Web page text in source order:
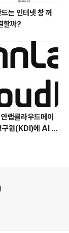
는 인터넷 창 꺼
할까?
랩클라우드메이
구원(KDI)에 AI 어